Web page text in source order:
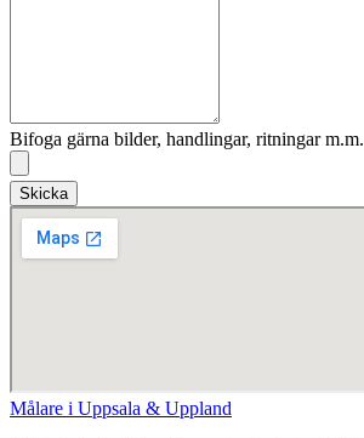
Bifoga gärna bilder, handlingar, ritningar m.m.
Skicka
Målare i Uppsala & Uppland